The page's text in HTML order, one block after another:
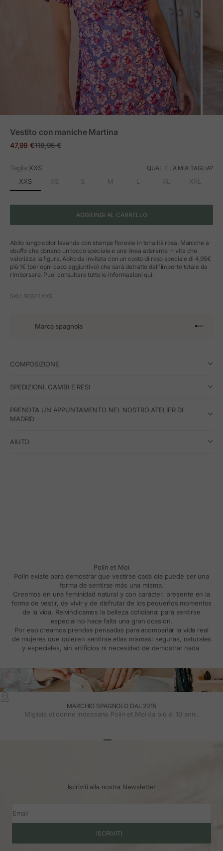
Vestito con maniche Martina
Prezzo in offerta
47,99 €Prezzo normale
118,95 €
Taglia:XXS QUAL È LA MIA TAGLIA?
XXS XS S M L XL XXL
AGGIUNGI AL CARRELLO
Abito lungo color lavanda con stampa floreale in tonalità rosa. Maniche a
sbuffo che donano un tocco speciale e una linea aderente in vita che
valorizza la figura. Abito da invitata con un costo di reso speciale di 4,95€
più 1€ (per ogni capo aggiuntivo) che sarà detratto dall'importo totale da
rimborsare. Puoi consultare tutte le informazioni qui.
SKU: 191361.XXS
Marca spagnola Vai
Vai
Vai
Vai
COMPOSIZIONE
SPEDIZIONI, CAMBI E RESI
PRENOTA UN APPUNTAMENTO NEL NOSTRO ATELIER DI
MADRID
AIUTO
Polín et Moi
Polín existe para demostrar que vestirse cada día puede ser una
forma de sentirse más una misma.
Creemos en una feminidad natural y con carácter, presente en la
forma de vestir, de vivir y de disfrutar de los pequeños momentos
de la vida. Reivindicamos la belleza cotidiana: para sentirse
especial no hace falta una gran ocasión.
Por eso creamos prendas pensadas para acompañar la vida real
de mujeres que quieren sentirse ellas mismas: seguras, naturales
y especiales, sin artificios ni necesidad de demostrar nada.
MARCHIO SPAGNOLO DAL 2015
Migliaia di donne indossano Polin et Moi da più di 10 anni.
Iscriviti alla nostra Newsletter
Email
ISCRIVITI